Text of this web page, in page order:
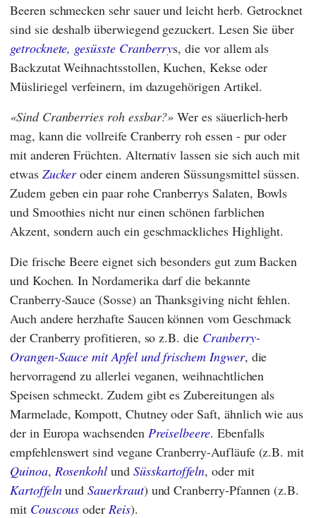
Beeren schmecken sehr sauer und leicht herb. Getrocknet
sind sie deshalb überwiegend gezuckert. Lesen Sie über
getrocknete, gesüsste Cranberrys, die vor allem als
Backzutat Weihnachtsstollen, Kuchen, Kekse oder
Müsliriegel verfeinern, im dazugehörigen Artikel.
Sind Cranberries roh essbar? Wer es säuerlich-herb
mag, kann die vollreife Cranberry roh essen - pur oder
mit anderen Früchten. Alternativ lassen sie sich auch mit
etwas Zuckeroder einem anderen Süssungsmittel süssen.
Zudem geben ein paar rohe Cranberrys Salaten, Bowls
und Smoothies nicht nur einen schönen farblichen
Akzent, sondern auch ein geschmackliches Highlight.
Die frische Beere eignet sich besonders gut zum Backen
und Kochen. In Nordamerika darf die bekannte
Cranberry-Sauce (Sosse) an Thanksgiving nicht fehlen.
Auch andere herzhafte Saucen können vom Geschmack
der Cranberry profitieren, so z.B. die Cranberry-
Orangen-Sauce mit Apfel und frischem Ingwer, die
hervorragend zu allerlei veganen, weihnachtlichen
Speisen schmeckt. Zudem gibt es Zubereitungen als
Marmelade, Kompott, Chutney oder Saft, ähnlich wie aus
der in Europa wachsenden Preiselbeere. Ebenfalls
empfehlenswert sind vegane Cranberry-Aufläufe (z.B. mit
Quinoa, Rosenkohl und Süsskartoffeln, oder mit
KartoffelnundSauerkraut) und Cranberry-Pfannen (z.B.
mit Couscous oder Reis).